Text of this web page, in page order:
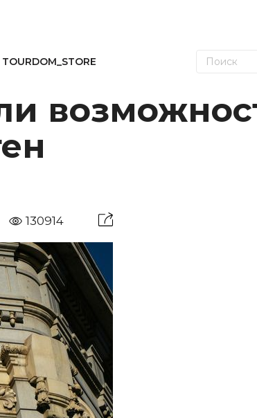
TOURDOM_STORE
130914